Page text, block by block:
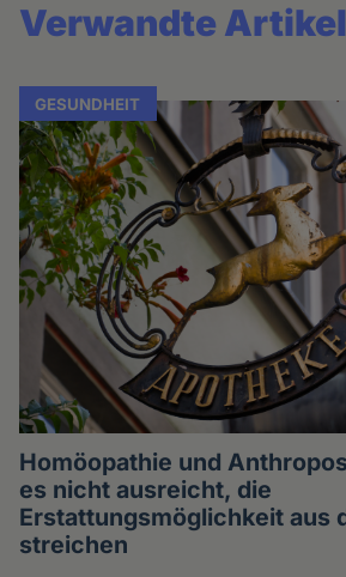
Verwandte
GESUNDHEIT
Homöopathie und
es nicht ausreicht, die
Erstattungsmöglichkeit aus
streichen